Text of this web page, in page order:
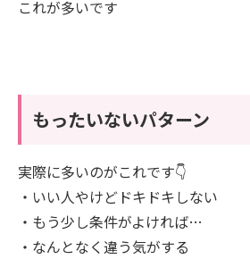
これが多いです
もったいないパターン
実際に多いのがこれです👇
・いい人やけどドキドキしない
・もう少し条件がよければ…
・なんとなく違う気がする